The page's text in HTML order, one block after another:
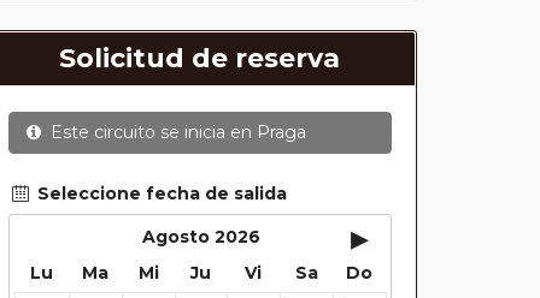
Solicitud de reserva
Este circuito se inicia en Praga
Seleccione fecha de salida
Agosto 2026
▸
Lu Ma Mi Ju Vi Sa Do